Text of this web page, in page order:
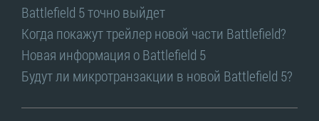
Battlefield 5 точно выйдет
Когда покажут трейлер новой части Battlefield?
Новая информация о Battlefield 5
Будут ли микротранзакции в новой Battlefield 5?